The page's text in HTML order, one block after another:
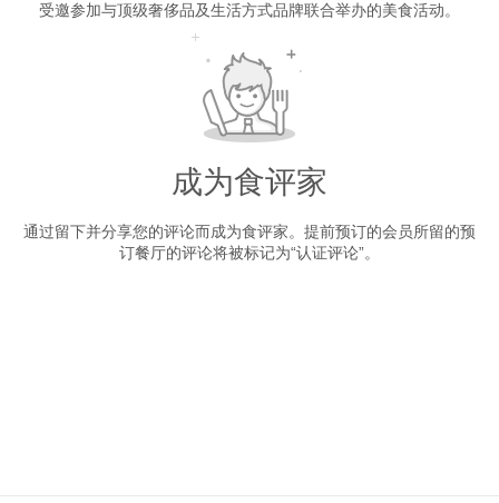
受邀参加与顶级奢侈品及生活方式品牌联合举办的美食活动。
成为食评家
通过留下并分享您的评论而成为食评家。提前预订的会员所留的预
订餐厅的评论将被标记为“认证评论”。